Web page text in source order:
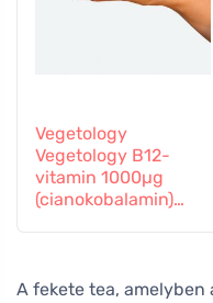
Vegetology
Vegetology B12-
vitamin 1000µg
(cianokobalamin)
A fekete tea, amelyben